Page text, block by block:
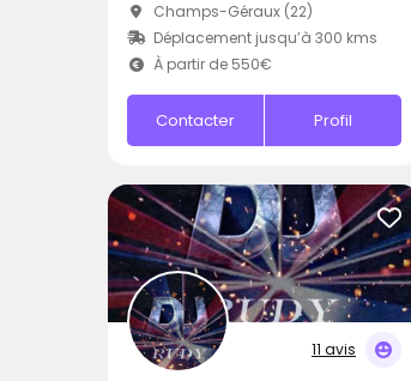
Champs-Géraux (22)
Déplacement jusqu’à 300 kms
À partir de 550€
Contacter Profil
11 avis